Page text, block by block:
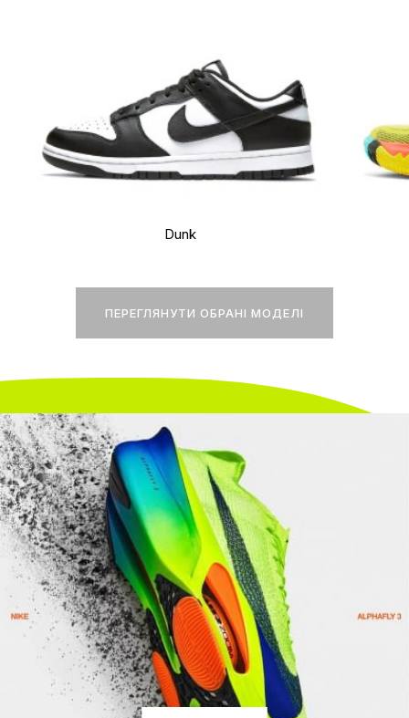
Dunk
ПЕРЕГЛЯНУТИ ОБРАНІ МОДЕЛІ